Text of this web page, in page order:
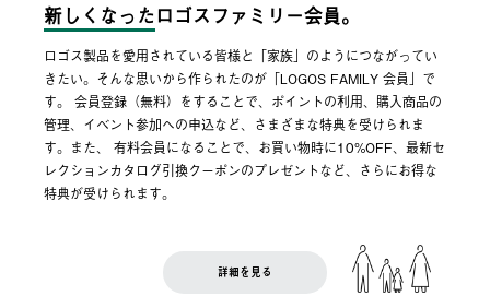
新しくなった ロゴスファミリー会員。
ロゴス製品を愛用されている皆様と「家族」のようにつながってい
きたい。そんな思いから作られたのが「LOGOS FAMILY 会員」で
す。 会員登録（無料）をすることで、ポイントの利用、購入商品の
管理、イベント参加への申込など、さまざまな特典を受けられま
す。また、 有料会員になることで、お買い物時に10%OFF、最新セ
レクションカタログ引換クーポンのプレゼントなど、さらにお得な
特典が受けられます。
詳細を見る